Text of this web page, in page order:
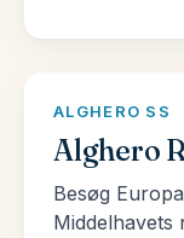
ALGHERO SS
Alghero
Besøg